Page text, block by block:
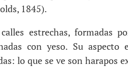
1845).
estrechas, formadas
con yeso. Su aspecto
lo que se ve son harapos